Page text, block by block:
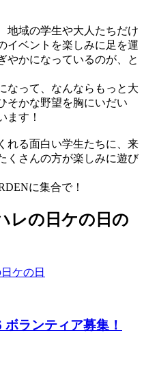
地域の学生や大人たちだけ
イベントを楽しみに足を運
やかになっているのが、と
なって、なんならもっと大
そかな野望を胸にいだい
ます！
れる面白い学生たちに、来
くさんの方が楽しみに遊び
に集合で！
レの日ケの日の
ケの日
ボランティア募集！